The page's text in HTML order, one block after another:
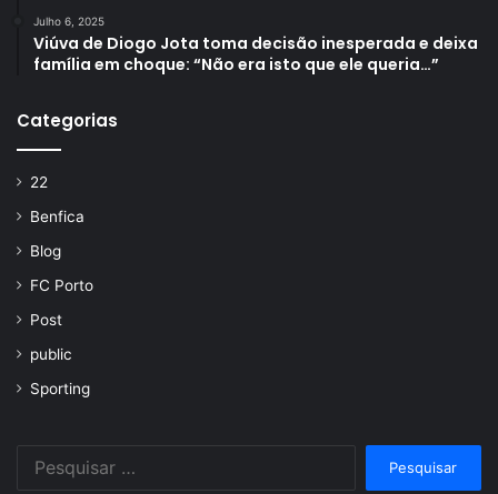
Julho 6, 2025
Viúva de Diogo Jota toma decisão inesperada e deixa
família em choque: “Não era isto que ele queria…”
Categorias
22
Benfica
Blog
FC Porto
Post
public
Sporting